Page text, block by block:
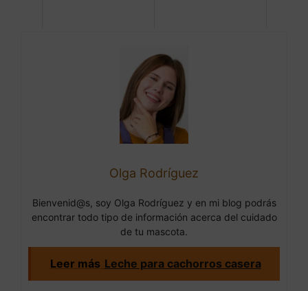
Olga Rodríguez
Bienvenid@s, soy Olga Rodríguez y en mi blog podrás
encontrar todo tipo de información acerca del cuidado
de tu mascota.
Leer más Leche para cachorros casera